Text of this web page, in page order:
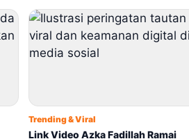
Trending & Viral
Link Video Azka Fadillah Ramai